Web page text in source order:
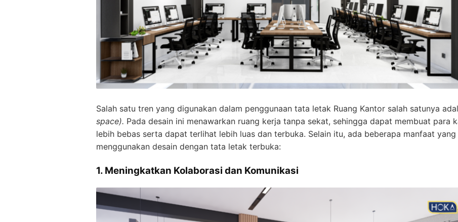
Salah satu tren yang digunakan dalam penggunaan tata letak Ruang Kantor salah satunya
space). Pada desain ini menawarkan ruang kerja tanpa sekat, sehingga dapat membuat para
lebih bebas serta dapat terlihat lebih luas dan terbuka. Selain itu, ada beberapa manfaat
menggunakan desain dengan tata letak terbuka:
1. Meningkatkan Kolaborasi dan Komunikasi